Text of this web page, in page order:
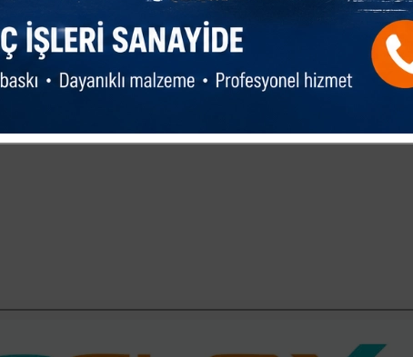
süren veya giderek büyüyen lenf bezi, açıklanamayan ateş, gece
bulunan kişilerin gecikmeden hematoloji uzmanına